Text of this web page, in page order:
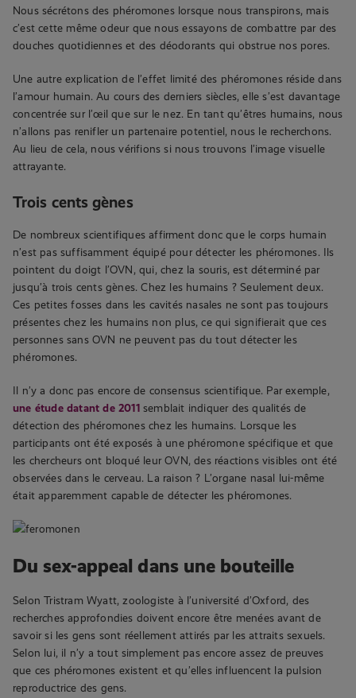
Nous sécrétons des phéromones lorsque nous transpirons, mais
c’est cette même odeur que nous essayons de combattre par des
douches quotidiennes et des déodorants qui obstrue nos pores.
Une autre explication de l’effet limité des phéromones réside dans
l’amour humain. Au cours des derniers siècles, elle s’est davantage
concentrée sur l’œil que sur le nez. En tant qu’êtres humains, nous
n’allons pas renifler un partenaire potentiel, nous le recherchons.
Au lieu de cela, nous vérifions si nous trouvons l’image visuelle
attrayante.
Trois cents gènes
De nombreux scientifiques affirment donc que le corps humain
n’est pas suffisamment équipé pour détecter les phéromones. Ils
pointent du doigt l’OVN, qui, chez la souris, est déterminé par
jusqu’à trois cents gènes. Chez les humains ? Seulement deux.
Ces petites fosses dans les cavités nasales ne sont pas toujours
présentes chez les humains non plus, ce qui signifierait que ces
personnes sans OVN ne peuvent pas du tout détecter les
phéromones.
Il n’y a donc pas encore de consensus scientifique. Par exemple,
une étude datant de 2011semblait indiquer des qualités de
détection des phéromones chez les humains. Lorsque les
participants ont été exposés à une phéromone spécifique et que
les chercheurs ont bloqué leur OVN, des réactions visibles ont été
observées dans le cerveau. La raison ? L’organe nasal lui-même
était apparemment capable de détecter les phéromones.
Du sex-appeal dans une bouteille
Selon Tristram Wyatt, zoologiste à l’université d’Oxford, des
recherches approfondies doivent encore être menées avant de
savoir si les gens sont réellement attirés par les attraits sexuels.
Selon lui, il n’y a tout simplement pas encore assez de preuves
que ces phéromones existent et qu’elles influencent la pulsion
reproductrice des gens.